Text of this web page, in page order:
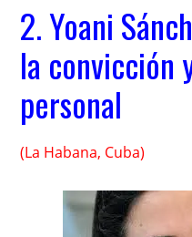
2. Yoani
la convicción
personal
(La Habana, Cuba)